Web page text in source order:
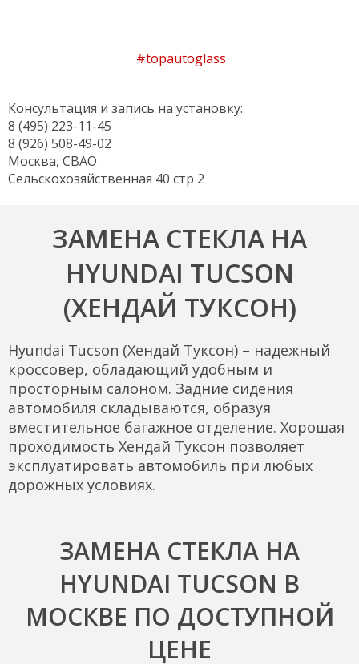
#topautoglass
Консультация и запись на установку:
8 (495) 223-11-45
8 (926) 508-49-02
Москва, СВАО
Сельскохозяйственная 40 стр 2
ЗАМЕНА СТЕКЛА НА
HYUNDAI TUCSON
(ХЕНДАЙ ТУКСОН)
Hyundai Tucson (Хендай Туксон) – надежный
кроссовер, обладающий удобным и
просторным салоном. Задние сидения
автомобиля складываются, образуя
вместительное багажное отделение. Хорошая
проходимость Хендай Туксон позволяет
эксплуатировать автомобиль при любых
дорожных условиях.
ЗАМЕНА СТЕКЛА НА
HYUNDAI TUCSON В
МОСКВЕ ПО ДОСТУПНОЙ
ЦЕНЕ